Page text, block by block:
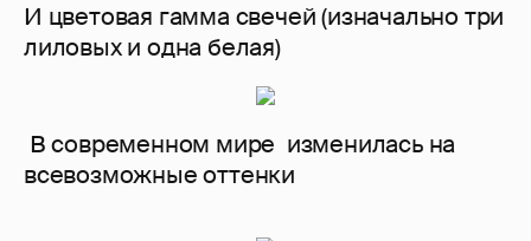
И цветовая гамма свечей (изначально три
лиловых и одна белая)
В современном мире изменилась на
всевозможные оттенки